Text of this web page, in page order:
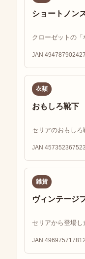
ショートノン
クローゼットの「
JAN
衣類
おもしろ靴下
セリアのおもしろ
JAN
雑貨
ヴィンテージ
セリアから登場し
JAN